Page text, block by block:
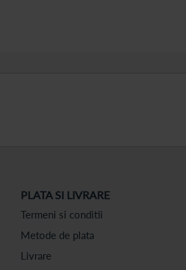
PLATA SI LIVRARE
Termeni si conditii
Metode de plata
Livrare